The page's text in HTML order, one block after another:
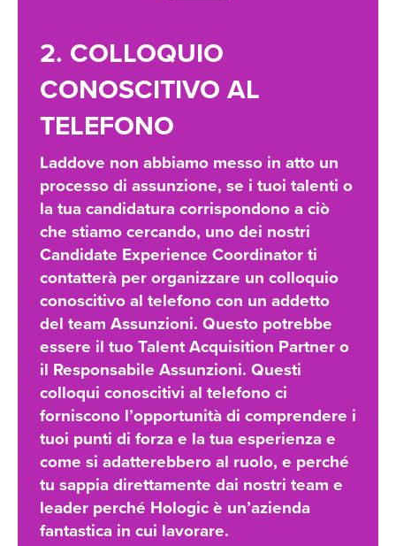
2. COLLOQUIO
CONOSCITIVO AL
TELEFONO
Laddove non abbiamo messo in atto un
processo di assunzione, se i tuoi talenti o
la tua candidatura corrispondono a ciò
che stiamo cercando, uno dei nostri
Candidate Experience Coordinator ti
contatterà per organizzare un colloquio
conoscitivo al telefono con un addetto
del team Assunzioni. Questo potrebbe
essere il tuo Talent Acquisition Partner o
il Responsabile Assunzioni. Questi
colloqui conoscitivi al telefono ci
forniscono l’opportunità di comprendere i
tuoi punti di forza e la tua esperienza e
come si adatterebbero al ruolo, e perché
tu sappia direttamente dai nostri team e
leader perché Hologic è un’azienda
fantastica in cui lavorare.